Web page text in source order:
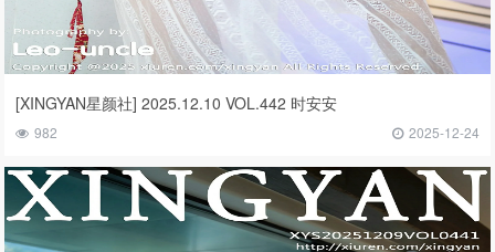
[XINGYAN星颜社] 2025.12.10 VOL.442 时安安
982 2025-12-24